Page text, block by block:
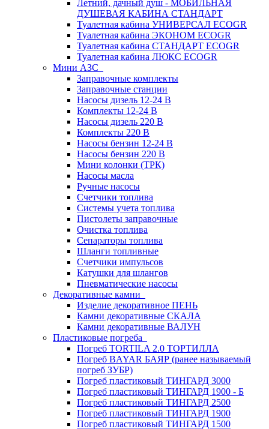
Летний, дачный душ - МОБИЛЬНАЯ
ДУШЕВАЯ КАБИНА СТАНДАРТ
Туалетная кабина УНИВЕРСАЛ ECOGR
Туалетная кабина ЭКОНОМ ECOGR
Туалетная кабина СТАНДАРТ ECOGR
Туалетная кабина ЛЮКС ECOGR
Мини АЗС
Заправочные комплекты
Заправочные станции
Насосы дизель 12-24 В
Комплекты 12-24 В
Насосы дизель 220 В
Комплекты 220 В
Насосы бензин 12-24 В
Насосы бензин 220 В
Мини колонки (ТРК)
Насосы масла
Ручные насосы
Счетчики топлива
Системы учета топлива
Пистолеты заправочные
Очистка топлива
Сепараторы топлива
Шланги топливные
Счетчики импульсов
Катушки для шлангов
Пневматические насосы
Декоративные камни
Изделие декоративное ПЕНЬ
Камни декоративные СКАЛА
Камни декоративные ВАЛУН
Пластиковые погреба
Погреб TORTILA 2.0 ТОРТИЛЛА
Погреб BAYAR БАЯР (ранее называемый
погреб ЗУБР)
Погреб пластиковый ТИНГАРД 3000
Погреб пластиковый ТИНГАРД 1900 - Б
Погреб пластиковый ТИНГАРД 2500
Погреб пластиковый ТИНГАРД 1900
Погреб пластиковый ТИНГАРД 1500